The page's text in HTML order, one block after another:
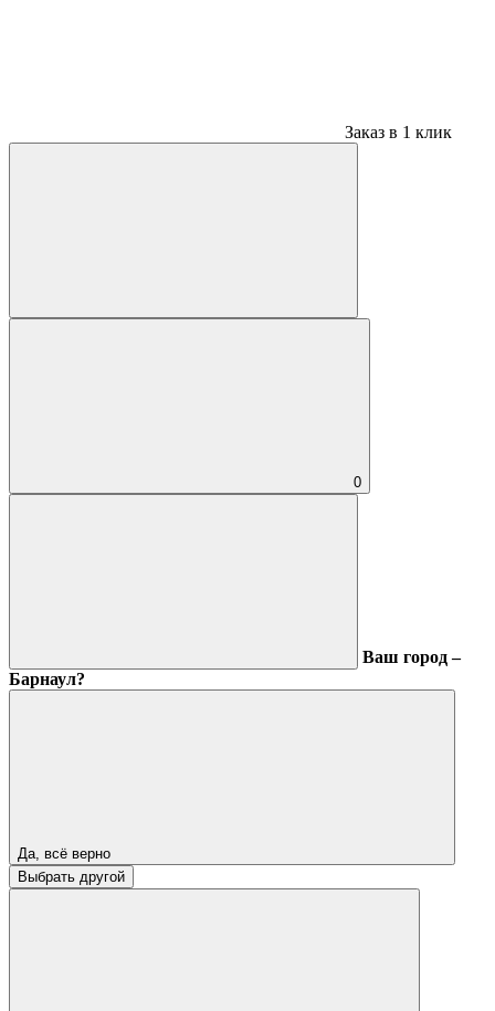
Заказ в 1 клик
0
Ваш город –
Барнаул?
Да, всё верно
Выбрать другой